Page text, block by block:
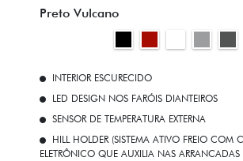
Preto Vulcano
INTERIOR ESCURECIDO
LED DESIGN NOS FARÓIS DIANTEIROS
SENSOR DE TEMPERATURA EXTERNA
HILL HOLDER (SISTEMA ATIVO FREIO COM
ELETRÔNICO QUE AUXILIA NAS